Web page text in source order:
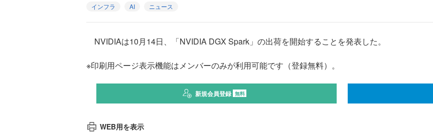
インフラ AI ニュース
NVIDIAは10月14日、「NVIDIA DGX Spark」の出荷を開始することを発表した。
※印刷用ページ表示機能はメンバーのみが利用可能です（登録無料）。
新規会員登録 無料
WEB用を表示